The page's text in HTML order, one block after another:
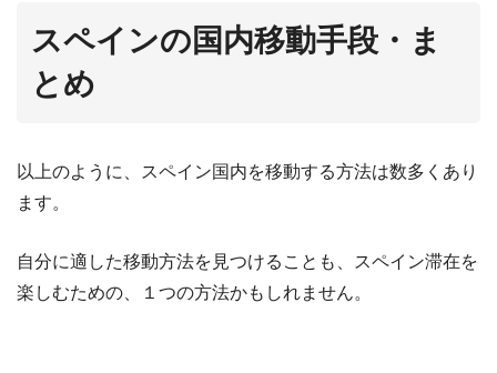
スペインの国内移動手段・ま
とめ
以上のように、スペイン国内を移動する方法は数多くあり
ます。
自分に適した移動方法を見つけることも、スペイン滞在を
楽しむための、１つの方法かもしれません。